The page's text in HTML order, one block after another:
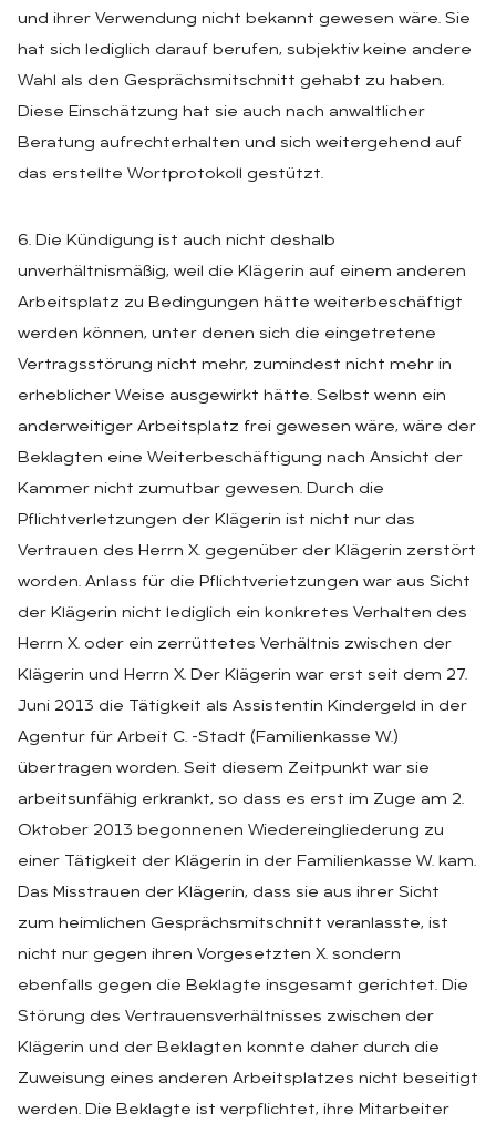
und ihrer Verwendung nicht bekannt gewesen wäre. Sie
hat sich lediglich darauf berufen, subjektiv keine andere
Wahl als den Gesprächsmitschnitt gehabt zu haben.
Diese Einschätzung hat sie auch nach anwaltlicher
Beratung aufrechterhalten und sich weitergehend auf
das erstellte Wortprotokoll gestützt.
6. Die Kündigung ist auch nicht deshalb
unverhältnismäßig, weil die Klägerin auf einem anderen
Arbeitsplatz zu Bedingungen hätte weiterbeschäftigt
werden können, unter denen sich die eingetretene
Vertragsstörung nicht mehr, zumindest nicht mehr in
erheblicher Weise ausgewirkt hätte. Selbst wenn ein
anderweitiger Arbeitsplatz frei gewesen wäre, wäre der
Beklagten eine Weiterbeschäftigung nach Ansicht der
Kammer nicht zumutbar gewesen. Durch die
Pflichtverletzungen der Klägerin ist nicht nur das
Vertrauen des Herrn X. gegenüber der Klägerin zerstört
worden. Anlass für die Pflichtverietzungen war aus Sicht
der Klägerin nicht lediglich ein konkretes Verhalten des
Herrn X. oder ein zerrüttetes Verhältnis zwischen der
Klägerin und Herrn X. Der Klägerin war erst seit dem 27.
Juni 2013 die Tätigkeit als Assistentin Kindergeld in der
Agentur für Arbeit C. -Stadt (Familienkasse W.)
übertragen worden. Seit diesem Zeitpunkt war sie
arbeitsunfähig erkrankt, so dass es erst im Zuge am 2.
Oktober 2013 begonnenen Wiedereingliederung zu
einer Tätigkeit der Klägerin in der Familienkasse W. kam.
Das Misstrauen der Klägerin, dass sie aus ihrer Sicht
zum heimlichen Gesprächsmitschnitt veranlasste, ist
nicht nur gegen ihren Vorgesetzten X. sondern
ebenfalls gegen die Beklagte insgesamt gerichtet. Die
Störung des Vertrauensverhältnisses zwischen der
Klägerin und der Beklagten konnte daher durch die
Zuweisung eines anderen Arbeitsplatzes nicht beseitigt
werden. Die Beklagte ist verpflichtet, ihre Mitarbeiter